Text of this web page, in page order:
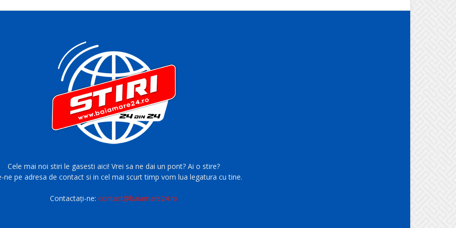
Cele mai noi stiri le gasesti aici! Vrei sa ne dai un pont? Ai o stire?
ne pe adresa de contact si in cel mai scurt timp vom lua legatura cu tine.
Contactați-ne:contact@baiamare24.ro